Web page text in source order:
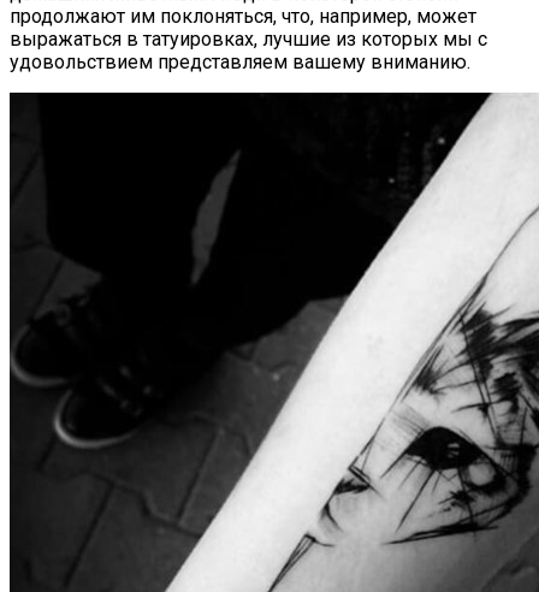
продолжают им поклоняться, что, например, может
выражаться в татуировках, лучшие из которых мы с
удовольствием представляем вашему вниманию.